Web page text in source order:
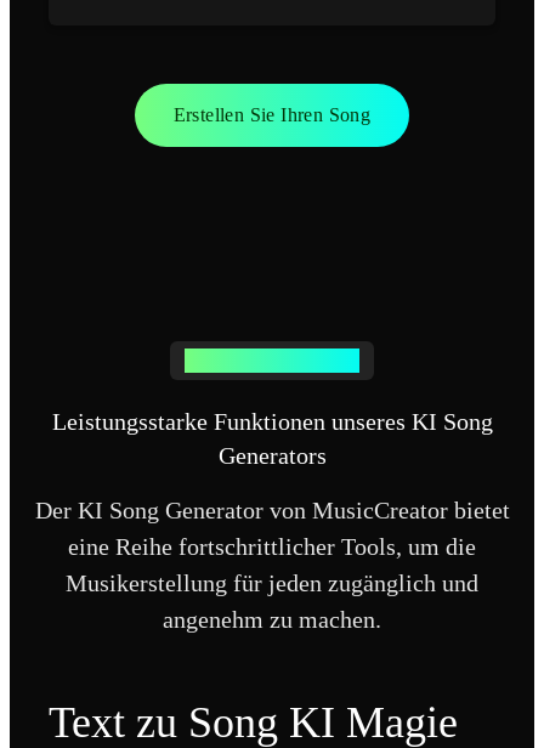
Erstellen Sie Ihren Song
Leistungsstarke Funktionen unseres KI Song
Generators
Der KI Song Generator von MusicCreator bietet
eine Reihe fortschrittlicher Tools, um die
Musikerstellung für jeden zugänglich und
angenehm zu machen.
Text zu Song KI Magie